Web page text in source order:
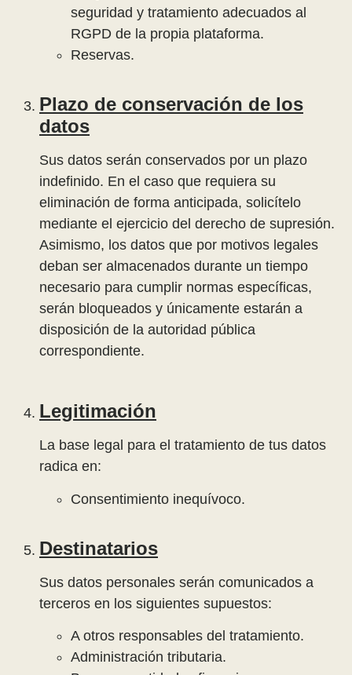
seguridad y tratamiento adecuados al
RGPD de la propia plataforma.
Reservas.
Plazo de conservación de los
datos
Sus datos serán conservados por un plazo
indefinido. En el caso que requiera su
eliminación de forma anticipada, solicítelo
mediante el ejercicio del derecho de supresión.
Asimismo, los datos que por motivos legales
deban ser almacenados durante un tiempo
necesario para cumplir normas específicas,
serán bloqueados y únicamente estarán a
disposición de la autoridad pública
correspondiente.
Legitimación
La base legal para el tratamiento de tus datos
radica en:
Consentimiento inequívoco.
Destinatarios
Sus datos personales serán comunicados a
terceros en los siguientes supuestos:
A otros responsables del tratamiento.
Administración tributaria.